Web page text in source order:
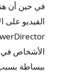
في حين أن
الفيديو على
الأشخاص في
ببساطة بسبب